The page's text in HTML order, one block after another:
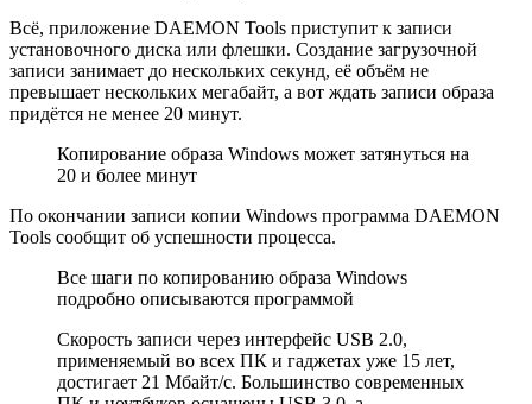
Всё, приложение DAEMON Tools приступит к записи
установочного диска или флешки. Создание загрузочной
записи занимает до нескольких секунд, её объём не
превышает нескольких мегабайт, а вот ждать записи образа
придётся не менее 20 минут.
Копирование образа Windows может затянуться на
20 и более минут
По окончании записи копии Windows программа DAEMON
Tools сообщит об успешности процесса.
Все шаги по копированию образа Windows
подробно описываются программой
Скорость записи через интерфейс USB 2.0,
применяемый во всех ПК и гаджетах уже 15 лет,
достигает 21 Мбайт/с. Большинство современных